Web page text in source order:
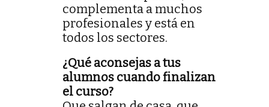
complementa a muchos
profesionales y está en
todos los sectores.
¿Qué aconsejas a tus
alumnos cuando finalizan
el curso?